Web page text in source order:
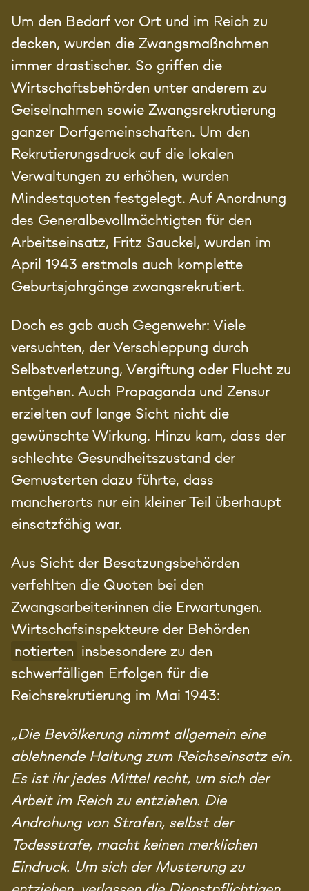
Um den Bedarf vor Ort und im Reich zu
decken, wurden die Zwangsmaßnahmen
immer drastischer. So griffen die
Wirtschaftsbehörden unter anderem zu
Geiselnahmen sowie Zwangsrekrutierung
ganzer Dorfgemeinschaften. Um den
Rekrutierungsdruck auf die lokalen
Verwaltungen zu erhöhen, wurden
Mindestquoten festgelegt. Auf Anordnung
des Generalbevollmächtigten für den
Arbeitseinsatz, Fritz Sauckel, wurden im
April 1943 erstmals auch komplette
Geburtsjahrgänge zwangsrekrutiert.
Doch es gab auch Gegenwehr: Viele
versuchten, der Verschleppung durch
Selbstverletzung, Vergiftung oder Flucht zu
entgehen. Auch Propaganda und Zensur
erzielten auf lange Sicht nicht die
gewünschte Wirkung. Hinzu kam, dass der
schlechte Gesundheitszustand der
Gemusterten dazu führte, dass
mancherorts nur ein kleiner Teil überhaupt
einsatzfähig war.
Aus Sicht der Besatzungsbehörden
verfehlten die Quoten bei den
Zwangsarbeiter·innen die Erwartungen.
Wirtschafsinspekteure der Behörden
notierten insbesondere zu den
schwerfälligen Erfolgen für die
Reichsrekrutierung im Mai 1943:
„Die Bevölkerung nimmt allgemein eine
ablehnende Haltung zum Reichseinsatz ein.
Es ist ihr jedes Mittel recht, um sich der
Arbeit im Reich zu entziehen. Die
Androhung von Strafen, selbst der
Todesstrafe, macht keinen merklichen
Eindruck. Um sich der Musterung zu